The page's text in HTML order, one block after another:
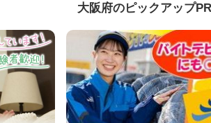
大阪府のピックアップ